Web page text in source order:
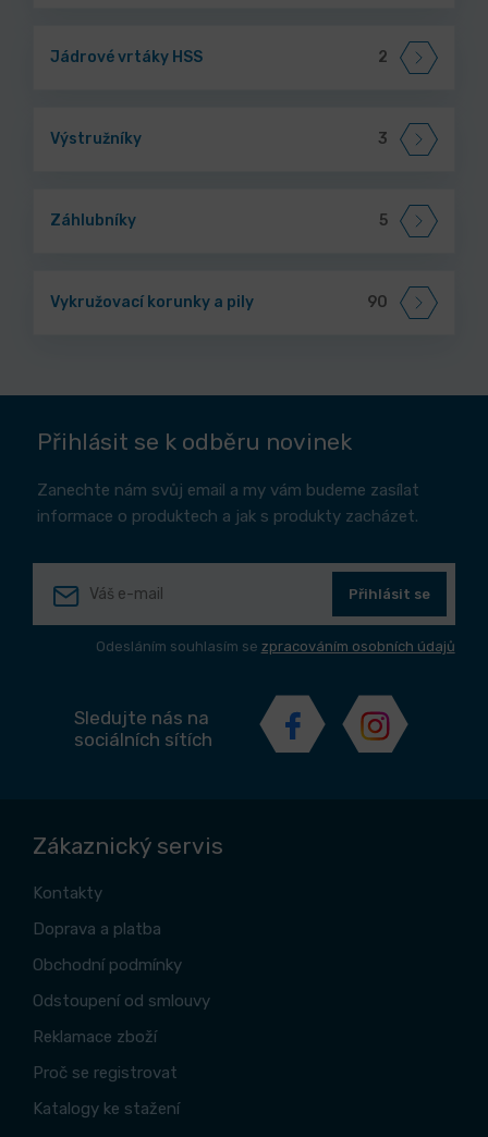
Jádrové vrtáky HSS 2
Výstružníky 3
Záhlubníky 5
Vykružovací korunky a pily 90
Přihlásit se k odběru novinek
Zanechte nám svůj email a my vám budeme zasílat
informace o produktech a jak s produkty zacházet.
Přihlásit se
Odesláním souhlasím se zpracováním osobních údajů
Sledujte nás na
sociálních sítích
Zákaznický servis
Kontakty
Doprava a platba
Obchodní podmínky
Odstoupení od smlouvy
Reklamace zboží
Proč se registrovat
Katalogy ke stažení